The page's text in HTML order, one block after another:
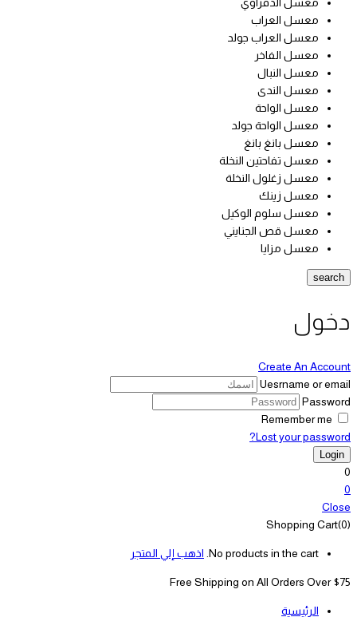
معسل الدفراوي
معسل العراب
معسل العراب جولد
معسل الفاخر
معسل النبال
معسل الندى
معسل الواحة
معسل الواحة جولد
معسل بانغ بانغ
معسل تفاحتين النخلة
معسل زغلول النخلة
معسل زينك
معسل سلوم الوكيل
معسل قص الجنايني
معسل مزايا
search
دخول
Create An Account
Uesrname or email
Password
Remember me
Lost your password?
0
0
Close
Shopping Cart(0)
No products in the cart. اذهب إلي المتجر
Free Shipping on All Orders Over $75
الرئيسية